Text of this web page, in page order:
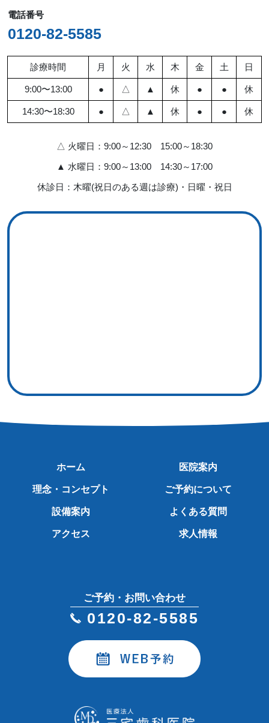
電話番号
0120-82-5585
診療時間 月 火 水 木 金 土 日
9:00〜13:00 ● △ ▲ 休 ● ● 休
14:30〜18:30 ● △ ▲ 休 ● ● 休
△ 火曜日：9:00～12:30 15:00～18:30
▲ 水曜日：9:00～13:00 14:30～17:00
休診日：木曜(祝日のある週は診療)・日曜・祝日
ホーム 医院案内
理念・コンセプト ご予約について
設備案内 よくある質問
アクセス 求人情報
ご予約・お問い合わせ
0120-82-5585